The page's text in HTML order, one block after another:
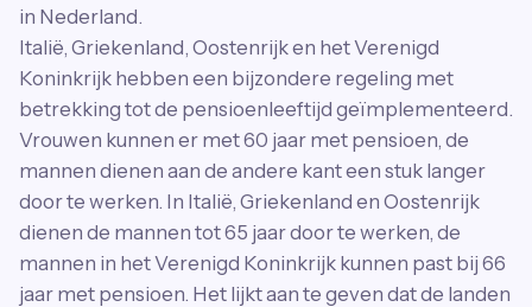
in Nederland.
Italië, Griekenland, Oostenrijk en het Verenigd
Koninkrijk hebben een bijzondere regeling met
betrekking tot de pensioenleeftijd geïmplementeerd.
Vrouwen kunnen er met 60 jaar met pensioen, de
mannen dienen aan de andere kant een stuk langer
door te werken. In Italië, Griekenland en Oostenrijk
dienen de mannen tot 65 jaar door te werken, de
mannen in het Verenigd Koninkrijk kunnen past bij 66
jaar met pensioen. Het lijkt aan te geven dat de landen